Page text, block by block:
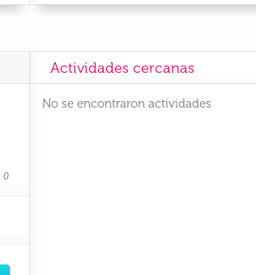
0
Actividades cercanas
No se encontraron actividades